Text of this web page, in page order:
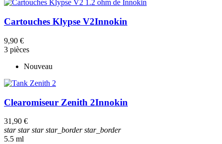
Cartouches Klypse V2Innokin
9,90 €
3 pièces
Nouveau
Clearomiseur Zenith 2Innokin
31,90 €
starstarstarstar_borderstar_border
5.5 ml